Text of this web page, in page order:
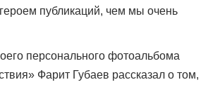
публикаций, чем мы очень
персонального фотоальбома
Фарит Губаев рассказал о том,